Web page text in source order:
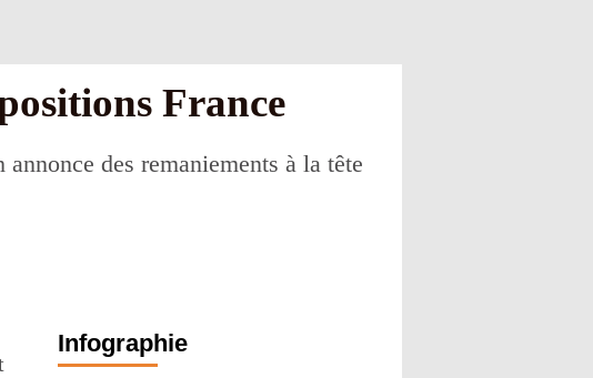
France
des remaniements à la tête
Infographie